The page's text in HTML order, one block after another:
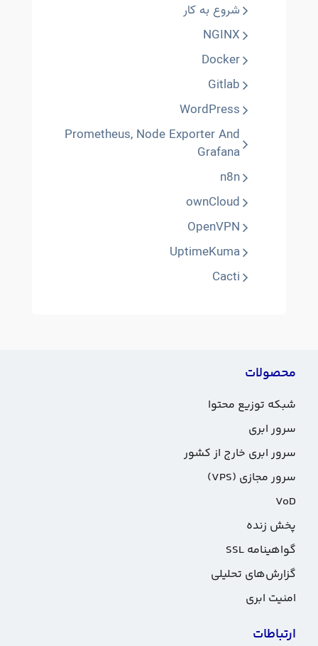
شروع به کار
NGINX
Docker
Gitlab
WordPress
Prometheus, Node Exporter And
Grafana
n8n
ownCloud
OpenVPN
UptimeKuma
Cacti
محصولات
شبکه توزیع محتوا
سرور ابری
سرور ابری خارج از کشور
سرور مجازی (VPS)
VoD
پخش زنده
گواهینامه SSL
گزارش‌های تحلیلی
امنیت ابری
ارتباطات